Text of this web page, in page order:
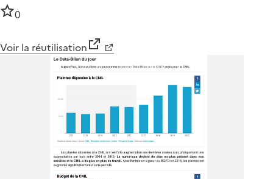
0
Voir la réutilisation